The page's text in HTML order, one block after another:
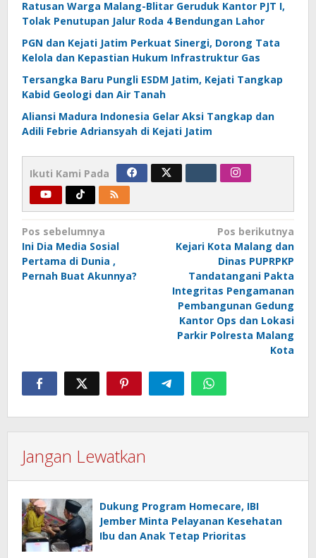
Ratusan Warga Malang-Blitar Geruduk Kantor PJT I,
Tolak Penutupan Jalur Roda 4 Bendungan Lahor
PGN dan Kejati Jatim Perkuat Sinergi, Dorong Tata
Kelola dan Kepastian Hukum Infrastruktur Gas
Tersangka Baru Pungli ESDM Jatim, Kejati Tangkap
Kabid Geologi dan Air Tanah
Aliansi Madura Indonesia Gelar Aksi Tangkap dan
Adili Febrie Adriansyah di Kejati Jatim
Ikuti Kami Pada
Navigasi
pos
Pos sebelumnya
Ini Dia Media Sosial
Pertama di Dunia ,
Pernah Buat Akunnya?
Pos berikutnya
Kejari Kota Malang dan
Dinas PUPRPKP
Tandatangani Pakta
Integritas Pengamanan
Pembangunan Gedung
Kantor Ops dan Lokasi
Parkir Polresta Malang
Kota
Jangan Lewatkan
Dukung Program Homecare, IBI
Jember Minta Pelayanan Kesehatan
Ibu dan Anak Tetap Prioritas